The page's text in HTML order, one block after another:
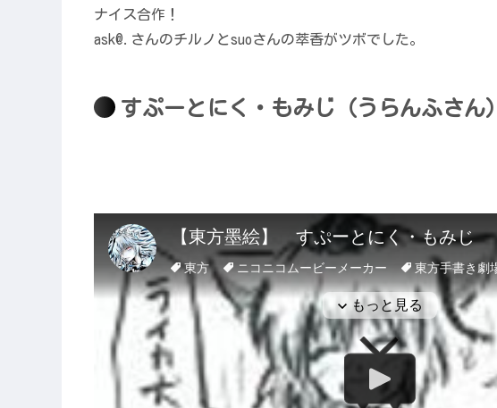
ナイス合作！
ask@.さんのチルノとsuoさんの萃香がツボでした。
すぷーとにく・もみじ（うらんふさん）